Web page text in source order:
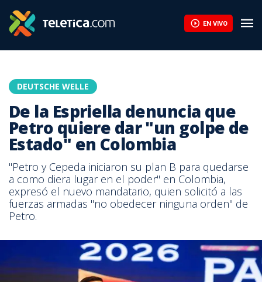
EN VIVO
DEUTSCHE WELLE
De la Espriella denuncia que
Petro quiere dar "un golpe de
Estado" en Colombia
"Petro y Cepeda iniciaron su plan B para quedarse
a como diera lugar en el poder" en Colombia,
expresó el nuevo mandatario, quien solicitó a las
fuerzas armadas "no obedecer ninguna orden" de
Petro.